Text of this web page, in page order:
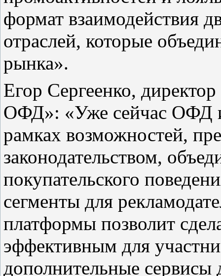
формат взаимодействия
отраслей, которые
рынка».
Егор Сергеенко,
ОФД»: «Уже сейчас ОФД и
рамках возможностей,
законодательством,
покупательского
сегменты для
платформы позволит
эффективным для
дополнительные сервисы